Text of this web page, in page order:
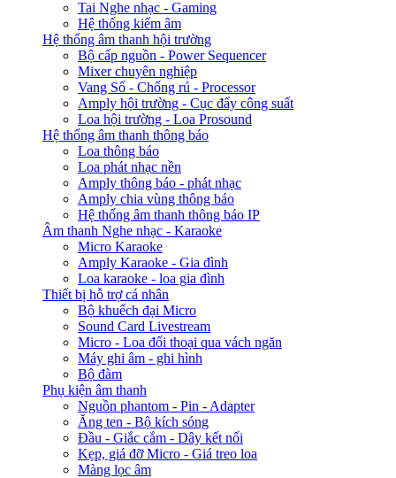
Tai Nghe nhạc - Gaming
Hệ thống kiểm âm
Hệ thống âm thanh hội trường
Bộ cấp nguồn - Power Sequencer
Mixer chuyên nghiệp
Vang Số - Chống rú - Processor
Amply hội trường - Cục đẩy công suất
Loa hội trường - Loa Prosound
Hệ thống âm thanh thông báo
Loa thông báo
Loa phát nhạc nền
Amply thông báo - phát nhạc
Amply chia vùng thông báo
Hệ thống âm thanh thông báo IP
Âm thanh Nghe nhạc - Karaoke
Micro Karaoke
Amply Karaoke - Gia đình
Loa karaoke - loa gia đình
Thiết bị hỗ trợ cá nhân
Bộ khuếch đại Micro
Sound Card Livestream
Micro - Loa đối thoại qua vách ngăn
Máy ghi âm - ghi hình
Bộ đàm
Phụ kiện âm thanh
Nguồn phantom - Pin - Adapter
Ăng ten - Bộ kích sóng
Đầu - Giắc cắm - Dây kết nối
Kẹp, giá đỡ Micro - Giá treo loa
Màng lọc âm